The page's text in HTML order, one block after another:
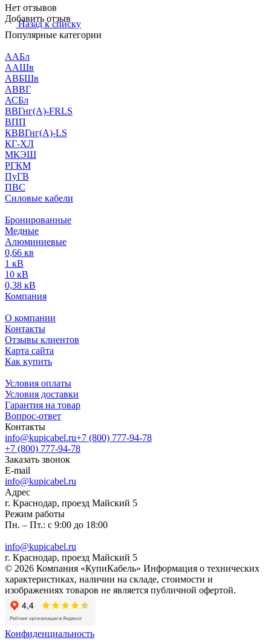
Нет отзывов
Добавить отзыв
Назад к списку
Популярные категории
ААБл
ААШв
АВБШв
АВВГ
АСБл
ВВГнг(А)-FRLS
ВПП
КВВГнг(А)-LS
КГ-ХЛ
МКЭШ
РГКМ
ПуГВ
ПВС
Силовые кабели
Бронированные
Медные
Алюминиевые
0,66 кв
1 кВ
10 кВ
0,38 кВ
Компания
О компании
Контакты
Отзывы клиентов
Карта сайта
Как купить
Условия оплаты
Условия доставки
Гарантия на товар
Вопрос-ответ
Контакты
info@kupicabel.ru+7 (800) 777-94-78
+7 (800) 777-94-78
Заказать звонок
E-mail
info@kupicabel.ru
Адрес
г. Краснодар, проезд Майский 5
Режим работы
Пн. – Пт.: с 9:00 до 18:00
info@kupicabel.ru
г. Краснодар, проезд Майский 5
© 2026 Компания «КупиКабель» Информация о технических
характеристиках, наличии на складе, стоимости и
изображениях товаров не является публичной офертой.
Конфиденциальность